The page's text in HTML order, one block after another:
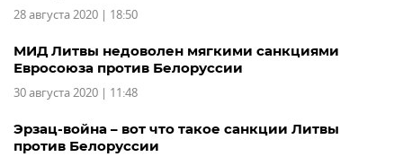
28 августа 2020 | 18:50
МИД Литвы недоволен мягкими санкциями
Евросоюза против Белоруссии
30 августа 2020 | 11:48
Эрзац-война – вот что такое санкции Литвы
против Белоруссии